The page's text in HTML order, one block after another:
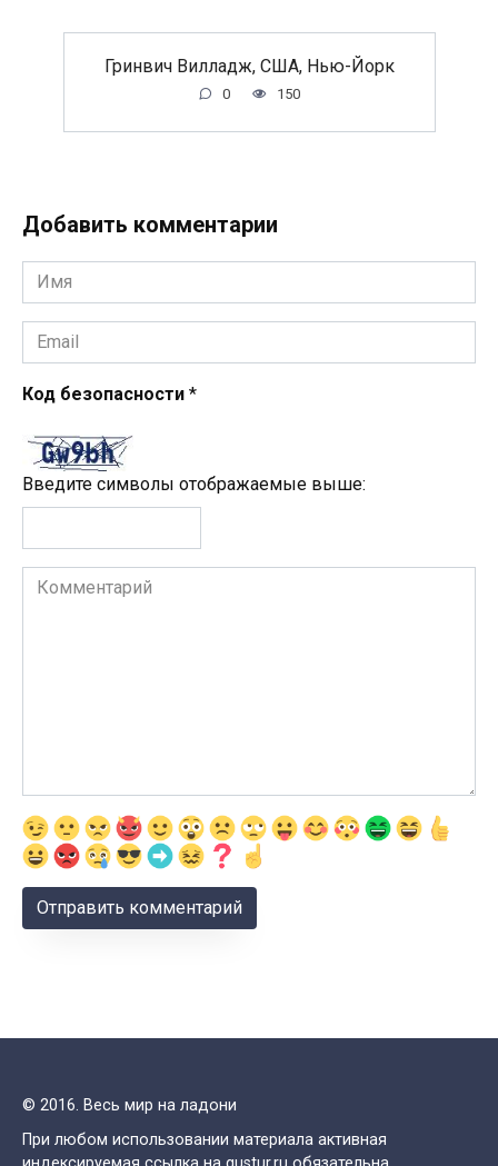
Гринвич Вилладж, США, Нью-Йорк
0 150
Добавить комментарии
Имя
*
Email
*
Код безопасности *
Введите символы отображаемые выше:
Комментарий
© 2016. Весь мир на ладони
При любом использовании материала активная